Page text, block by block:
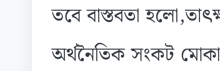
তবে বাস্তবতা
অর্থনৈতিক সংকট